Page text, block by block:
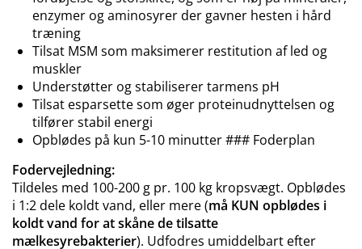
enzymer og aminosyrer der gavner hesten i hård
træning
Tilsat MSM som maksimerer restitution af led og
muskler
Understøtter og stabiliserer tarmens pH
Tilsat esparsette som øger proteinudnyttelsen og
tilfører stabil energi
Opblødes på kun 5-10 minutter ### Foderplan
Fodervejledning:
Tildeles med 100-200 g pr. 100 kg kropsvægt. Opblødes
i 1:2 dele koldt vand, eller mere (må KUN opblødes i
koldt vand for at skåne de tilsatte
mælkesyrebakterier). Udfodres umiddelbart efter